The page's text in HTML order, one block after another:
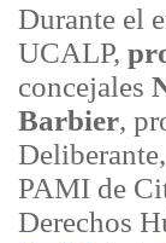
Durante el
UCALP,
concejales
Barbier,
PAMI de
Derechos